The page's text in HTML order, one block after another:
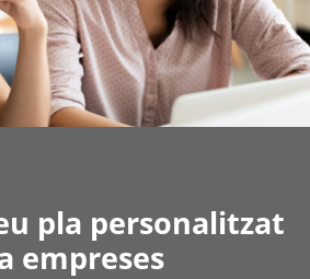
pla personalitzat
empreses